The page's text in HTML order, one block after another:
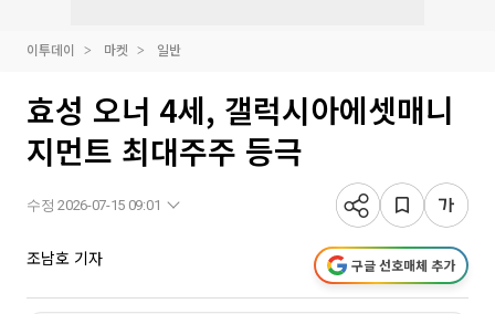
이투데이 마켓 일반
효성 오너 4세, 갤럭시아에셋매니
지먼트 최대주주 등극
수정 2026-07-15 09:01
조남호 기자 구글 선호매체 추가